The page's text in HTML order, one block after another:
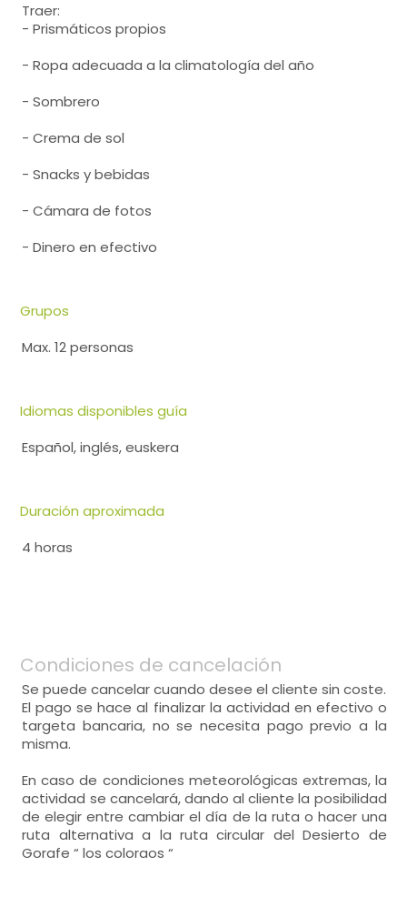
Traer:
- Prismáticos propios
- Ropa adecuada a la climatología del año
- Sombrero
- Crema de sol
- Snacks y bebidas
- Cámara de fotos
- Dinero en efectivo
Grupos
Max. 12 personas
Idiomas disponibles guía
Español, inglés, euskera
Duración aproximada
4 horas
Condiciones de cancelación
Se puede cancelar cuando desee el cliente sin coste.
El pago se hace al finalizar la actividad en efectivo o
targeta bancaria, no se necesita pago previo a la
misma.
En caso de condiciones meteorológicas extremas, la
actividad se cancelará, dando al cliente la posibilidad
de elegir entre cambiar el día de la ruta o hacer una
ruta alternativa a la ruta circular del Desierto de
Gorafe “ los coloraos “